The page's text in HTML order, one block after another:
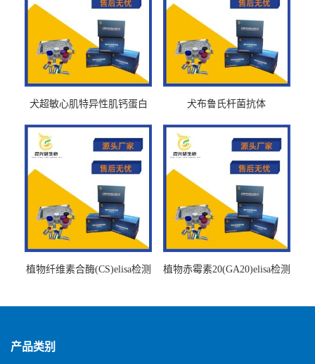
犬超敏心肌特异性肌钙蛋白
犬布鲁氏杆菌抗体
植物纤维素合酶(CS)elisa检测
植物赤霉素20(GA20)elisa检测
产品类别